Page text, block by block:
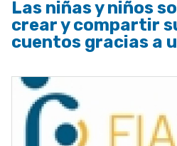
Las niñas y niños
crear y compartir
cuentos gracias a